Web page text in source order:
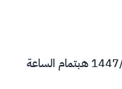
بتمام الساعة